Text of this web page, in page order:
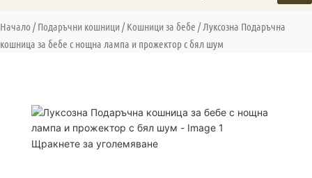
Начало Подаръчни кошници Кошници за бебе
Луксозна Подаръчна
кошница за бебе с нощна лампа и прожектор с бял шум
Щракнете за уголемяване